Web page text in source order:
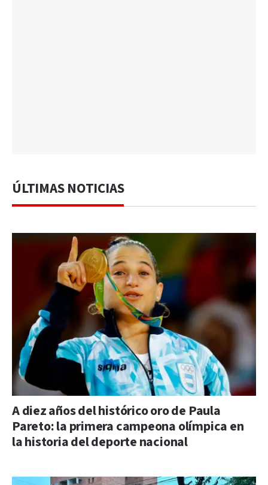
ÚLTIMAS NOTICIAS
A diez años del histórico oro de Paula
Pareto: la primera campeona olímpica en
la historia del deporte nacional